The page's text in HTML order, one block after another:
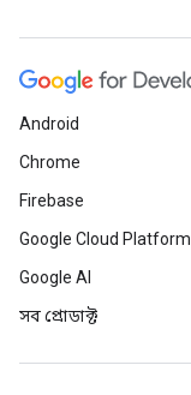
Android
Chrome
Firebase
Google Cloud Platform
Google AI
সব প্রোডাক্ট